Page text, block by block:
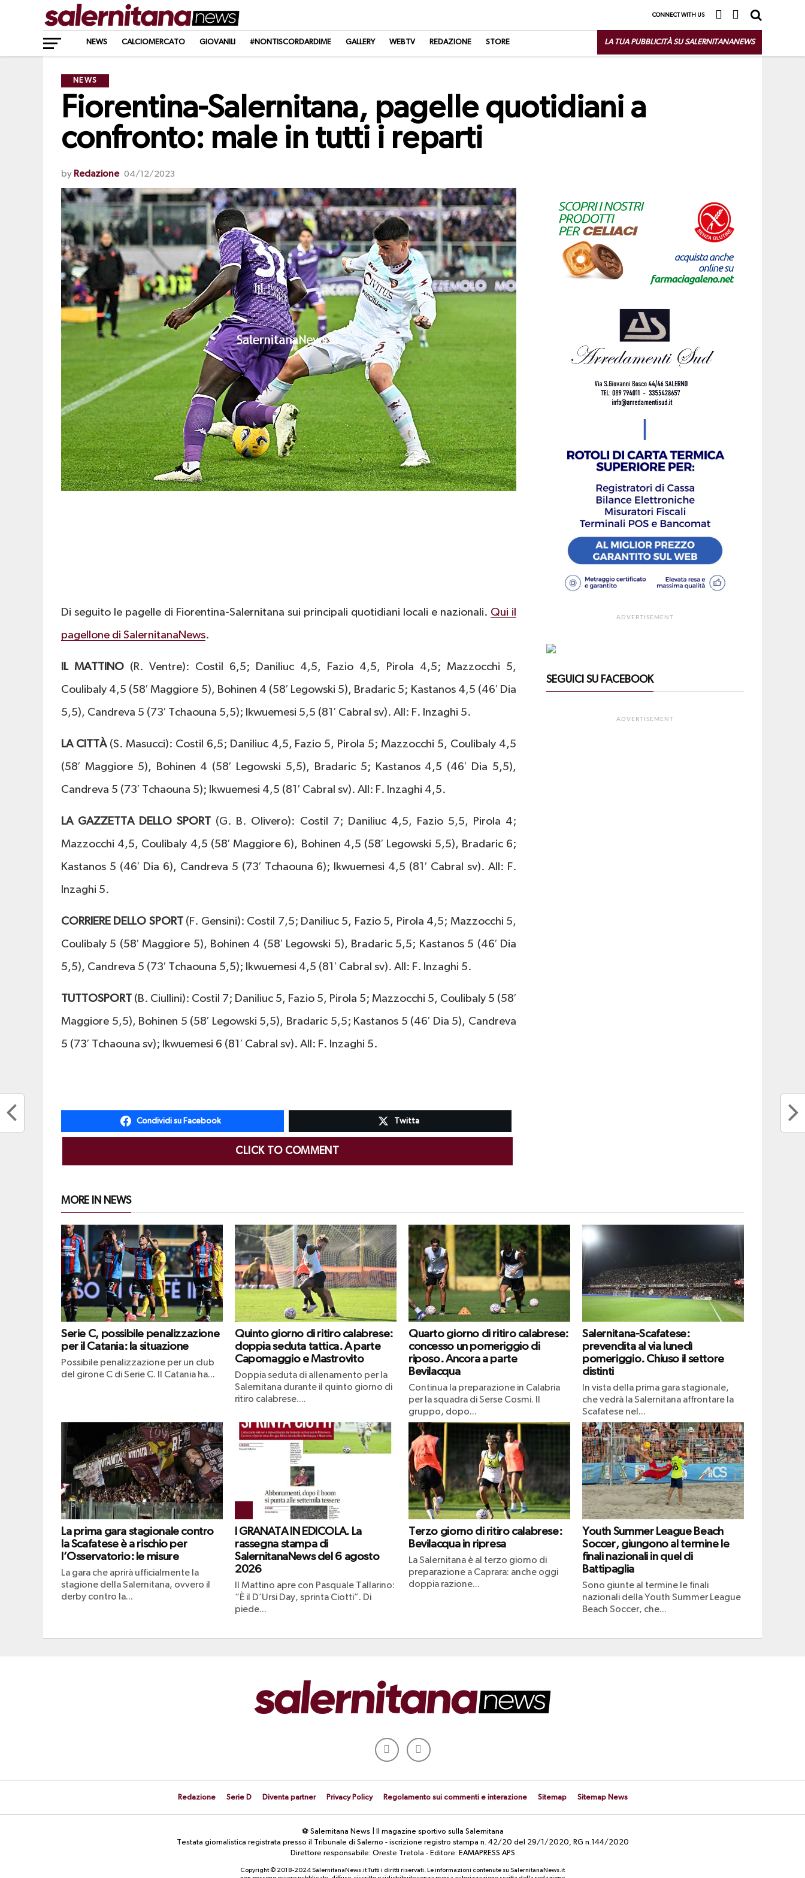
CONNECT WITH US
NEWS CALCIOMERCATO GIOVANILI #NONTISCORDARDIME GALLERY WEBTV REDAZIONE STORE LA TUA PUBBLICITÀ SU SALERNITANANEWS
NEWS
Fiorentina-Salernitana, pagelle quotidiani a
confronto: male in tutti i reparti
by Redazione 04/12/2023
Di seguito le pagelle di Fiorentina-Salernitana sui principali quotidiani locali e nazionali. Qui il
pagellone di SalernitanaNews.
IL MATTINO (R. Ventre): Costil 6,5; Daniliuc 4,5, Fazio 4,5, Pirola 4,5; Mazzocchi 5,
Coulibaly 4,5 (58′ Maggiore 5), Bohinen 4 (58′ Legowski 5), Bradaric 5; Kastanos 4,5 (46′ Dia
5,5), Candreva 5 (73′ Tchaouna 5,5); Ikwuemesi 5,5 (81′ Cabral sv). All: F. Inzaghi 5.
LA CITTÀ(S. Masucci): Costil 6,5; Daniliuc 4,5, Fazio 5, Pirola 5; Mazzocchi 5, Coulibaly 4,5
(58′ Maggiore 5), Bohinen 4 (58′ Legowski 5,5), Bradaric 5; Kastanos 4,5 (46′ Dia 5,5),
Candreva 5 (73′ Tchaouna 5); Ikwuemesi 4,5 (81′ Cabral sv). All: F. Inzaghi 4,5.
LA GAZZETTA DELLO SPORT (G. B. Olivero): Costil 7; Daniliuc 4,5, Fazio 5,5, Pirola 4;
Mazzocchi 4,5, Coulibaly 4,5 (58′ Maggiore 6), Bohinen 4,5 (58′ Legowski 5,5), Bradaric 6;
Kastanos 5 (46′ Dia 6), Candreva 5 (73′ Tchaouna 6); Ikwuemesi 4,5 (81′ Cabral sv). All: F.
Inzaghi 5.
CORRIERE DELLO SPORT(F. Gensini): Costil 7,5; Daniliuc 5, Fazio 5, Pirola 4,5; Mazzocchi 5,
Coulibaly 5 (58′ Maggiore 5), Bohinen 4 (58′ Legowski 5), Bradaric 5,5; Kastanos 5 (46′ Dia
5,5), Candreva 5 (73′ Tchaouna 5,5); Ikwuemesi 4,5 (81′ Cabral sv). All: F. Inzaghi 5.
TUTTOSPORT (B. Ciullini): Costil 7; Daniliuc 5, Fazio 5, Pirola 5; Mazzocchi 5, Coulibaly 5 (58′
Maggiore 5,5), Bohinen 5 (58′ Legowski 5,5), Bradaric 5,5; Kastanos 5 (46′ Dia 5), Candreva
5 (73′ Tchaouna sv); Ikwuemesi 6 (81′ Cabral sv). All: F. Inzaghi 5.
Condividi su Facebook Twitta
CLICK TO COMMENT
ADVERTISEMENT
SEGUICI SU FACEBOOK
ADVERTISEMENT
MORE IN NEWS
Serie C, possibile penalizzazione
per il Catania: la situazione
Possibile penalizzazione per un club
del girone C di Serie C. Il Catania ha...
Quinto giorno di ritiro calabrese:
doppia seduta tattica. A parte
Capomaggio e Mastrovito
Doppia seduta di allenamento per la
Salernitana durante il quinto giorno di
ritiro calabrese....
Quarto giorno di ritiro calabrese:
concesso un pomeriggio di
riposo. Ancora a parte
Bevilacqua
Continua la preparazione in Calabria
per la squadra di Serse Cosmi. Il
gruppo, dopo...
Salernitana-Scafatese:
prevendita al via lunedì
pomeriggio. Chiuso il settore
distinti
In vista della prima gara stagionale,
che vedrà la Salernitana affrontare la
Scafatese nel...
La prima gara stagionale contro
la Scafatese è a rischio per
l’Osservatorio: le misure
La gara che aprirà ufficialmente la
stagione della Salernitana, ovvero il
derby contro la...
I GRANATA IN EDICOLA. La
rassegna stampa di
SalernitanaNews del 6 agosto
2026
Il Mattino apre con Pasquale Tallarino:
“È il D’Ursi Day, sprinta Ciotti”. Di
piede...
Terzo giorno di ritiro calabrese:
Bevilacqua in ripresa
La Salernitana è al terzo giorno di
preparazione a Caprara: anche oggi
doppia razione...
Youth Summer League Beach
Soccer, giungono al termine le
finali nazionali in quel di
Battipaglia
Sono giunte al termine le finali
nazionali della Youth Summer League
Beach Soccer, che...
Redazione Serie D Diventa partner Privacy Policy Regolamento sui commenti e interazione Sitemap Sitemap News
⚽ Salernitana News | Il magazine sportivo sulla Salernitana
Testata giornalistica registrata presso il Tribunale di Salerno - iscrizione registro stampa n. 42/20 del 29/1/2020, RG n.144/2020
Direttore responsabile: Oreste Tretola - Editore: EAMAPRESS APS
Copyright © 2018-2024 SalernitanaNews.it Tutti i diritti riservati. Le informazioni contenute su SalernitanaNews.it